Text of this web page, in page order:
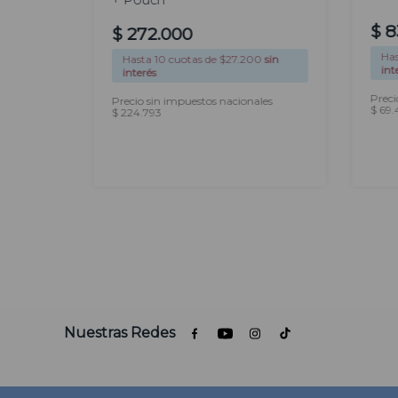
$ 272.000
Hasta 10 cuotas de $27.200 sin
interés
Precio sin impuestos nacionales
$ 224.793
$
$
Nuestras Redes